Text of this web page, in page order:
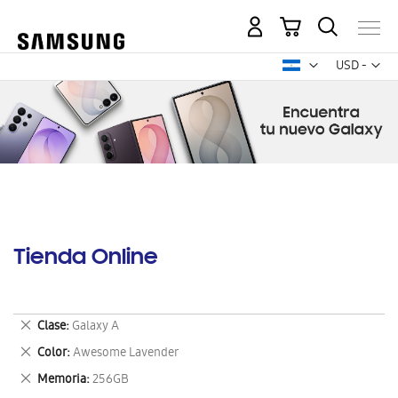
USD -
dólar
Mi carrito
Tienda Online
Clase Galaxy A
Eliminar
este
artículo
Color Awesome Lavender
Eliminar
este
artículo
Memoria 256GB
Eliminar